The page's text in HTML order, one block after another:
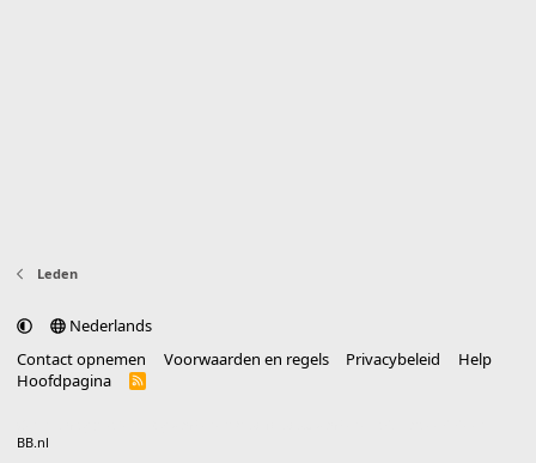
Leden
Nederlands
Contact opnemen
Voorwaarden en regels Privacybeleid
Help
Hoofdpagina
R
BB.nl